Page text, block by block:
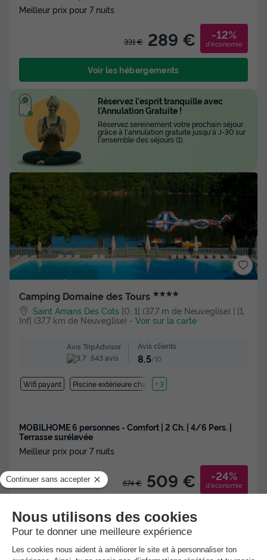
Meilleur prix pour 7 nuits
331 € 289 € -12%
d'économie
Voir les hébergements
Camping Domaine des Tours ★★★★
Saint Amans Des Cots ]0, 1[ (37,7 m de Neuveglise) | [1,
Inf[ (37,7 km de Neuveglise) - Voir sur la carte
Avis TripAdvisor
543 avis
Avis clients
8.5/10
Wifi payant Piscine extérieure chauffée
+ 3
MOBILHOME 6 personnes - Comfort | 2 Ch. | 4/6 Pers. |
Terrasse surélevée
Meilleur prix pour 7 nuits
674 € 509 € -24%
d'économie
Voir les hébergements
Réservez l'esprit tranquille avec
l'Annulation Gratuite !
Réservez sereinement votre prochain séjour
grâce à l'annulation gratuite jusqu'à J-30 sur
l'ensemble des séjours (1).